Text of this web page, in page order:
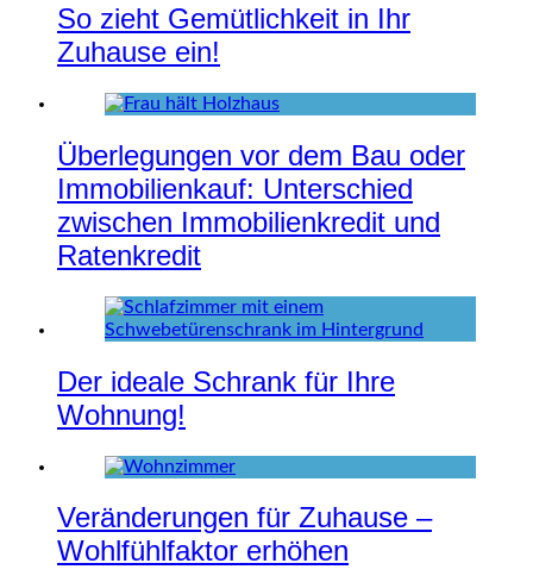
So zieht Gemütlichkeit in Ihr
Zuhause ein!
Überlegungen vor dem Bau oder
Immobilienkauf: Unterschied
zwischen Immobilienkredit und
Ratenkredit
Der ideale Schrank für Ihre
Wohnung!
Veränderungen für Zuhause –
Wohlfühlfaktor erhöhen